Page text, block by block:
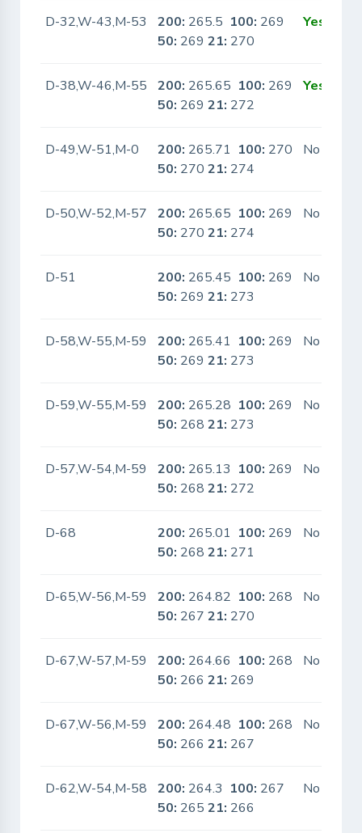
D-32,W-43,M-53 200: 265.5 100: 269
50: 26921: 270
Yes
D-38,W-46,M-55 200: 265.65 100: 269
50: 26921: 272
Yes
D-49,W-51,M-0 200: 265.71 100: 270
50: 27021: 274
No
D-50,W-52,M-57 200: 265.65 100: 269
50: 27021: 274
No
D-51 200: 265.45 100: 269
50: 26921: 273
No
D-58,W-55,M-59 200: 265.41 100: 269
50: 26921: 273
No
D-59,W-55,M-59 200: 265.28 100: 269
50: 26821: 273
No
D-57,W-54,M-59 200: 265.13 100: 269
50: 26821: 272
No
D-68 200: 265.01 100: 269
50: 26821: 271
No
D-65,W-56,M-59 200: 264.82 100: 268
50: 26721: 270
No
D-67,W-57,M-59 200: 264.66 100: 268
50: 26621: 269
No
D-67,W-56,M-59 200: 264.48 100: 268
50: 26621: 267
No
D-62,W-54,M-58 200: 264.3 100: 267
50: 26521: 266
No